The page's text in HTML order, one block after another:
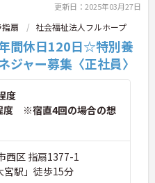
更新日：2025年03月27日
扇 社会福祉法人フルホープ
年間休日120日☆特別養
ジャー募集〈正社員〉
度
度 ※宿直4回の場合の想
西区 指扇1377-1
宮駅」徒歩15分